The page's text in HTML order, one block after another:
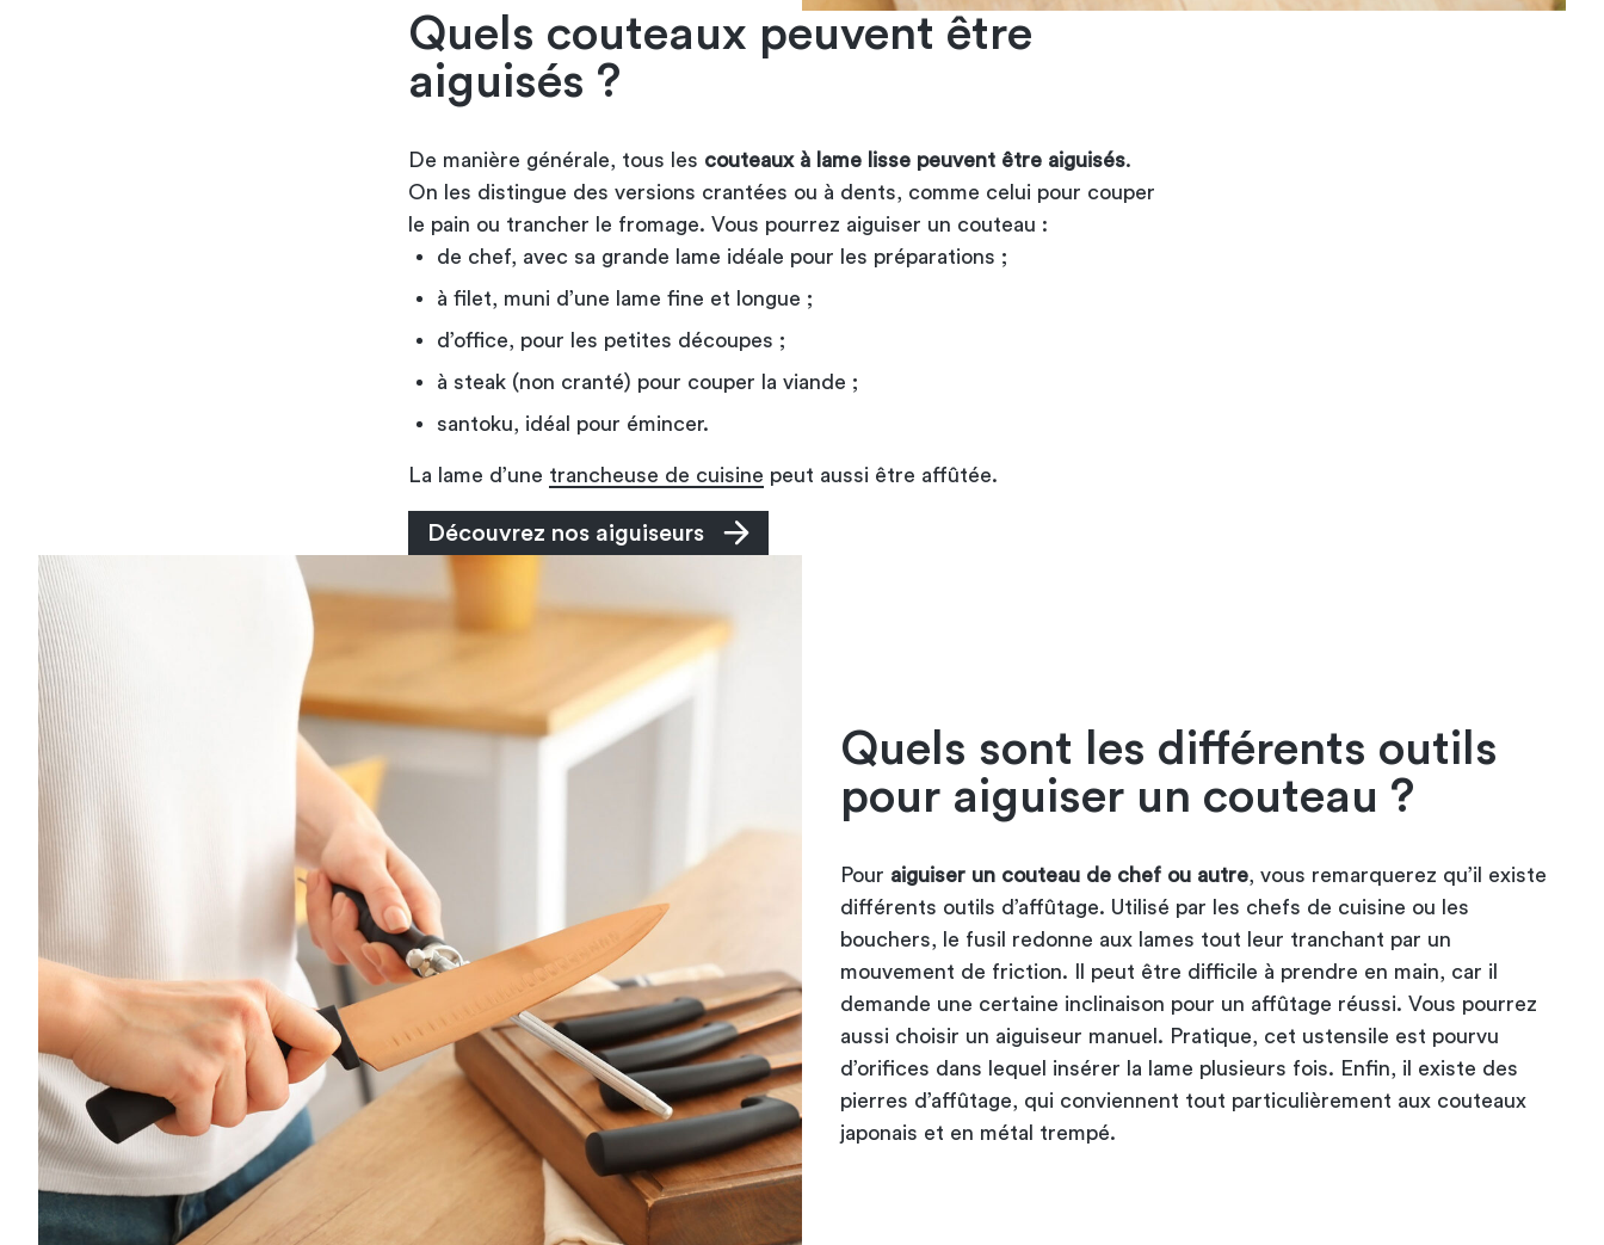
Quels couteaux peuvent être
aiguisés ?
De manière générale, tous les couteaux à lame lisse peuvent être aiguisés.
On les distingue des versions crantées ou à dents, comme celui pour couper
le pain ou trancher le fromage. Vous pourrez aiguiser un couteau :
de chef, avec sa grande lame idéale pour les préparations ;
à filet, muni d’une lame fine et longue ;
d’office, pour les petites découpes ;
à steak (non cranté) pour couper la viande ;
santoku, idéal pour émincer.
La lame d’une trancheuse de cuisine peut aussi être affûtée.
Découvrez nos aiguiseurs
Quels sont les différents outils
pour aiguiser un couteau ?
Pour aiguiser un couteau de chef ou autre , vous remarquerez qu’il existe
différents outils d’affûtage. Utilisé par les chefs de cuisine ou les
bouchers, le fusil redonne aux lames tout leur tranchant par un
mouvement de friction. Il peut être difficile à prendre en main, car il
demande une certaine inclinaison pour un affûtage réussi. Vous pourrez
aussi choisir un aiguiseur manuel. Pratique, cet ustensile est pourvu
d’orifices dans lequel insérer la lame plusieurs fois. Enfin, il existe des
pierres d’affûtage, qui conviennent tout particulièrement aux couteaux
japonais et en métal trempé.